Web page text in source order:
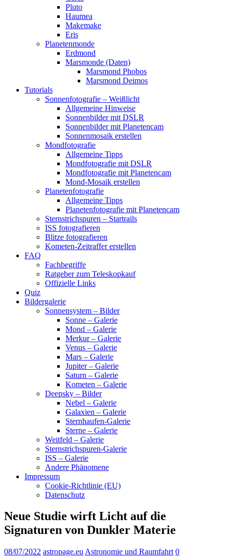
Pluto
Haumea
Makemake
Eris
Planetenmonde
Erdmond
Marsmonde (Daten)
Marsmond Phobos
Marsmond Deimos
Tutorials
Sonnenfotografie – Weißlicht
Allgemeine Hinweise
Sonnenbilder mit DSLR
Sonnenbilder mit Planetencam
Sonnenmosaik erstellen
Mondfotografie
Allgemeine Tipps
Mondfotografie mit DSLR
Mondfotografie mit Planetencam
Mond-Mosaik erstellen
Planetenfotografie
Allgemeine Tipps
Planetenfotografie mit Planetencam
Sternstrichspuren – Startrails
ISS fotografieren
Blitze fotografieren
Kometen-Zeitraffer erstellen
FAQ
Fachbegriffe
Ratgeber zum Teleskopkauf
Offizielle Links
Quiz
Bildergalerie
Sonnensystem – Bilder
Sonne – Galerie
Mond – Galerie
Merkur – Galerie
Venus – Galerie
Mars – Galerie
Jupiter – Galerie
Saturn – Galerie
Kometen – Galerie
Deepsky – Bilder
Nebel – Galerie
Galaxien – Galerie
Sternhaufen-Galerie
Sterne – Galerie
Weitfeld – Galerie
Sternstrichspuren-Galerie
ISS – Galerie
Andere Phänomene
Impressum
Cookie-Richtlinie (EU)
Datenschutz
Neue Studie wirft Licht auf die
Signaturen von Dunkler Materie
08/07/2022 astropage.eu Astronomie und Raumfahrt 0